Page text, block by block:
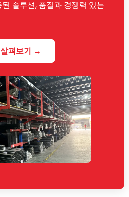
솔루션, 품질과 경쟁력 있는
펴보기 →